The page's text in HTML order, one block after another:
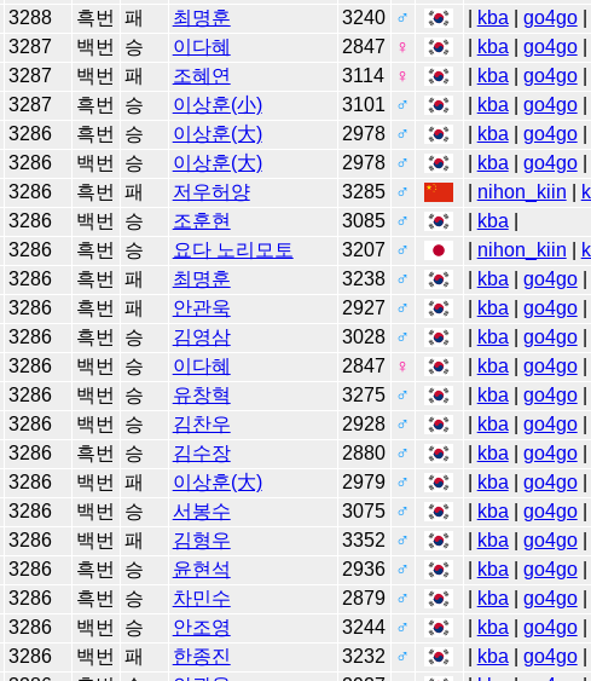
3288 흑번 패 최명훈 3240 ♂ kba go4go|
3287 백번 승 이다혜 2847 ♀ kba go4go|
3287 백번 패 조혜연 3114 ♀ kba go4go|
3287 흑번 승 이상훈(小) 3101 ♂ kba go4go|
3286 흑번 승 이상훈(大) 2978 ♂ kba go4go|
3286 백번 승 이상훈(大) 2978 ♂ kba go4go|
3286 흑번 패 저우허양 3285 ♂ nihon_kiin
3286 백번 승 조훈현 3085 ♂ kba
3286 흑번 승 요다 노리모토 3207 ♂ nihon_kiin
3286 흑번 패 최명훈 3238 ♂ kba go4go|
3286 흑번 패 안관욱 2927 ♂ kba go4go|
3286 흑번 승 김영삼 3028 ♂ kba go4go|
3286 백번 승 이다혜 2847 ♀ kba go4go|
3286 백번 승 유창혁 3275 ♂ kba go4go|
3286 백번 승 김찬우 2928 ♂ kba go4go|
3286 흑번 승 김수장 2880 ♂ kba go4go|
3286 백번 패 이상훈(大) 2979 ♂ kba go4go|
3286 백번 승 서봉수 3075 ♂ kba go4go|
3286 백번 패 김형우 3352 ♂ kba go4go|
3286 흑번 승 윤현석 2936 ♂ kba go4go|
3286 흑번 승 차민수 2879 ♂ kba go4go|
3286 백번 승 안조영 3244 ♂ kba go4go|
3286 백번 패 한종진 3232 ♂ kba go4go|